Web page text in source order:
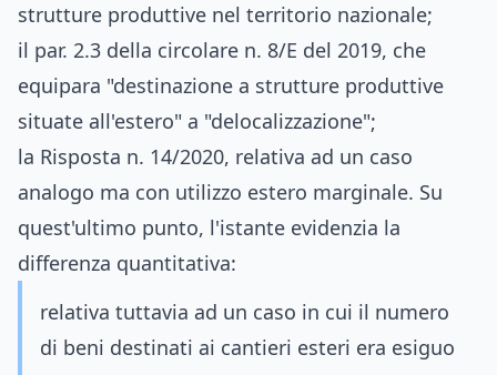
strutture produttive nel territorio nazionale;
il par. 2.3 della circolare n. 8/E del 2019, che
equipara "destinazione a strutture produttive
situate all'estero" a "delocalizzazione";
la Risposta n. 14/2020, relativa ad un caso
analogo ma con utilizzo estero marginale. Su
quest'ultimo punto, l'istante evidenzia la
differenza quantitativa:
relativa tuttavia ad un caso in cui il numero
di beni destinati ai cantieri esteri era esiguo